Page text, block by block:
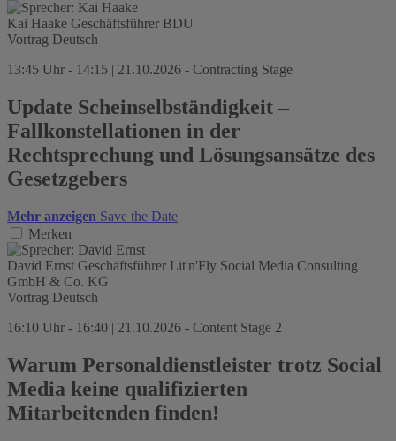
Kai Haake Geschäftsführer BDU
Vortrag Deutsch
13:45 Uhr - 14:15 | 21.10.2026 - Contracting Stage
Update Scheinselbständigkeit –
Fallkonstellationen in der
Rechtsprechung und Lösungsansätze des
Gesetzgebers
Mehr anzeigen Save the Date
Merken
David Ernst Geschäftsführer Lit'n'Fly Social Media Consulting
GmbH & Co. KG
Vortrag Deutsch
16:10 Uhr - 16:40 | 21.10.2026 - Content Stage 2
Warum Personaldienstleister trotz Social
Media keine qualifizierten
Mitarbeitenden finden!